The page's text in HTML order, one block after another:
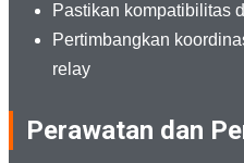
Pastikan kompatibilitas
Pertimbangkan
relay
Perawatan dan